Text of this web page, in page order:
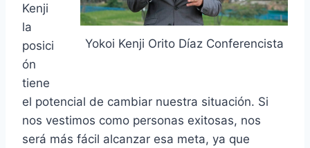
Yokoi Kenji Orito Díaz Conferencista
Kenji
la
posici
ón
tiene
el potencial de cambiar nuestra situación. Si
nos vestimos como personas exitosas, nos
será más fácil alcanzar esa meta, ya que